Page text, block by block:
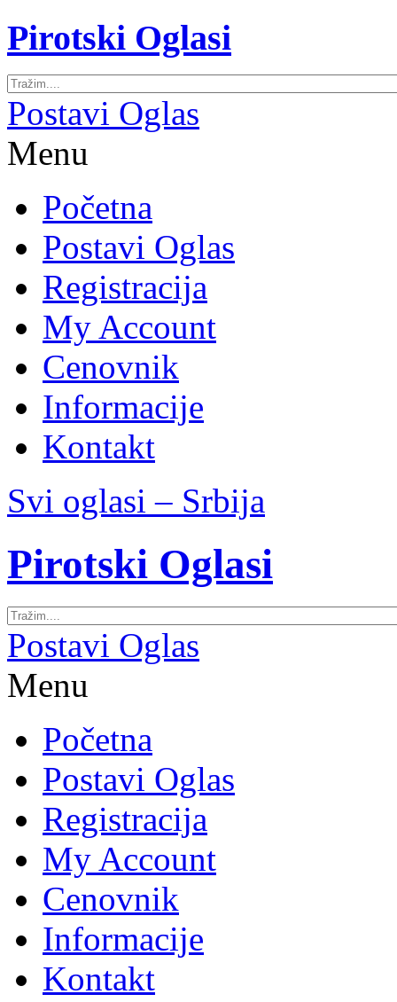
Pirotski Oglasi
Postavi Oglas
Menu
Početna
Postavi Oglas
Registracija
My Account
Cenovnik
Informacije
Kontakt
Svi oglasi – Srbija
Pirotski Oglasi
Postavi Oglas
Menu
Početna
Postavi Oglas
Registracija
My Account
Cenovnik
Informacije
Kontakt